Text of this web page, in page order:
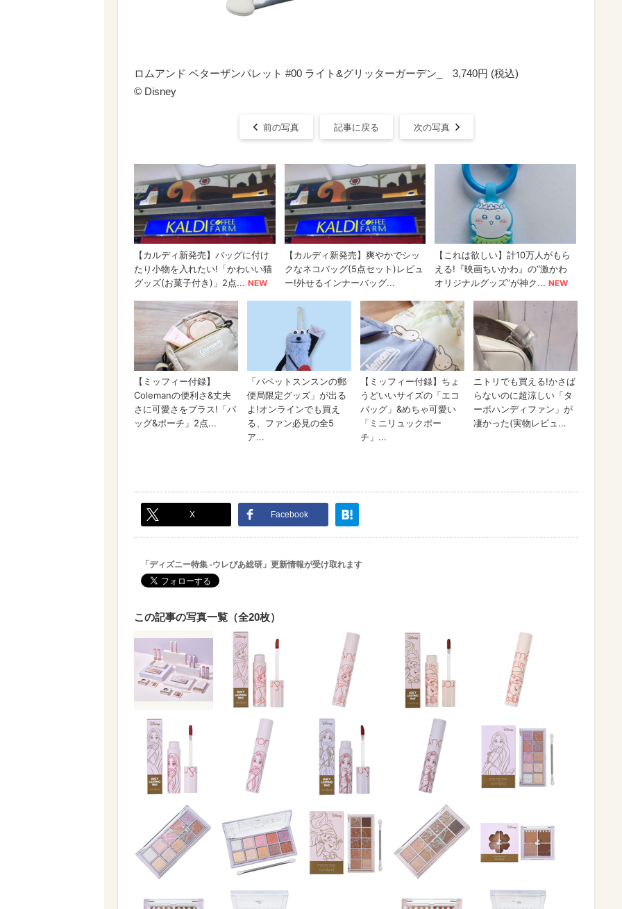
ロムアンド ベターザンパレット #00 ライト&グリッターガーデン_ 3,740円 (税込)
© Disney
前の写真 記事に戻る 次の写真
X Facebook
「ディズニー特集 -ウレぴあ総研」更新情報が受け取れます
この記事の写真一覧（全20枚）